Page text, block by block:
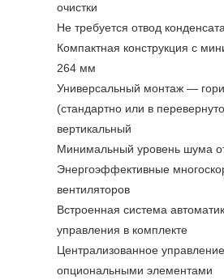
очистки
Не требуется отвод конденсата
Компактная конструкция с
264 мм
Универсальный монтаж —
(стандартно или в
вертикальный
Минимальный уровень шума
Энергоэффективные
вентиляторов
Встроенная система
управления в комплекте
Централизованное
опциональными элементами